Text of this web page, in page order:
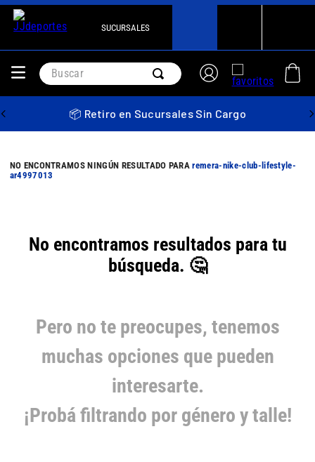
SUCURSALES
Buscar
📦 Retiro en Sucursales Sin Cargo
remera-nike-club-lifestyle-
ar4997013
No encontramos resultados para tu
búsqueda. 🤔
Pero no te preocupes, tenemos
muchas opciones que pueden
interesarte.
¡Probá filtrando por género y talle!